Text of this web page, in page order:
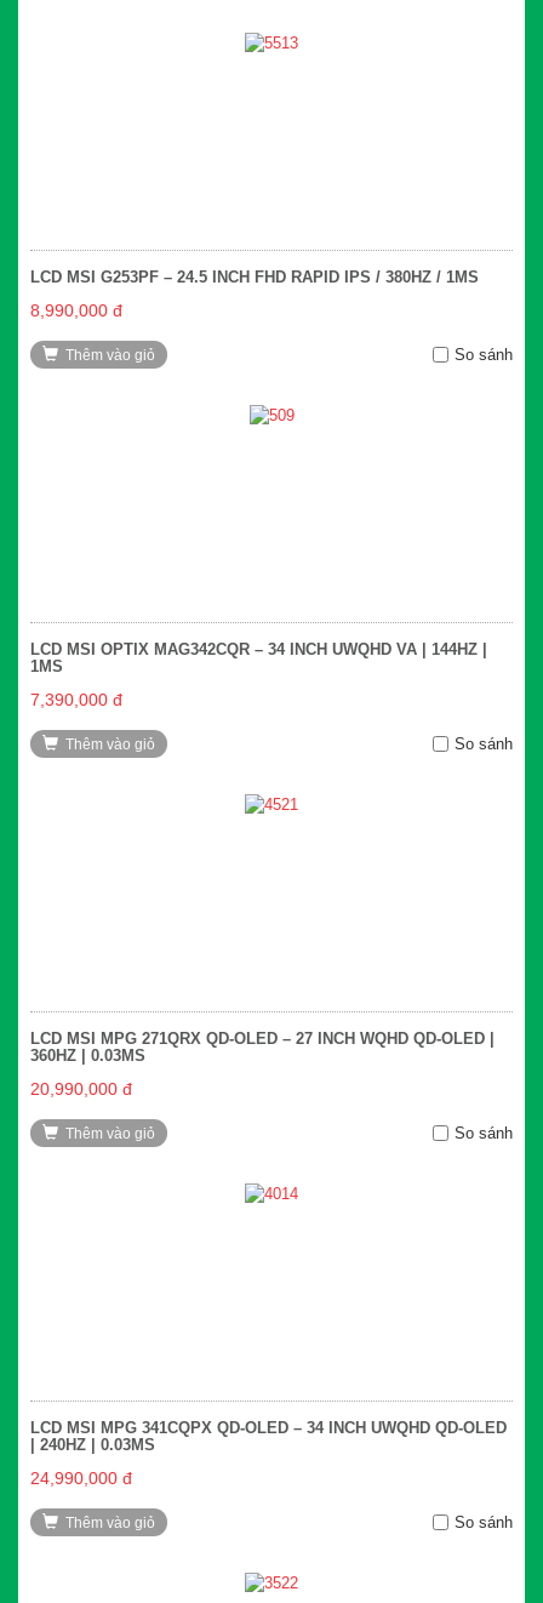
LCD MSI G253PF – 24.5 INCH FHD RAPID IPS / 380HZ / 1MS
8,990,000 đ
Thêm vào giỏ So sánh
LCD MSI OPTIX MAG342CQR – 34 INCH UWQHD VA | 144HZ |
1MS
7,390,000 đ
Thêm vào giỏ So sánh
LCD MSI MPG 271QRX QD-OLED – 27 INCH WQHD QD-OLED |
360HZ | 0.03MS
20,990,000 đ
Thêm vào giỏ So sánh
LCD MSI MPG 341CQPX QD-OLED – 34 INCH UWQHD QD-OLED
| 240HZ | 0.03MS
24,990,000 đ
Thêm vào giỏ So sánh